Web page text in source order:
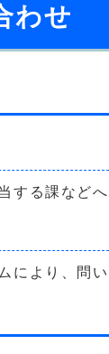
わせ
する課などへ
により、問